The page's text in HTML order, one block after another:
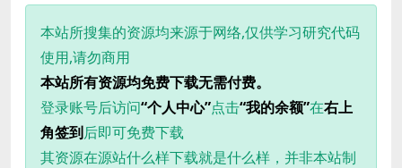
本站所搜集的资源均来源于网络,仅供学习研究代码
使用,请勿商用
本站所有资源均免费下载无需付费。
登录账号后访问“个人中心”点击“我的余额”在右上
角签到后即可免费下载
其资源在源站什么样下载就是什么样，并非本站制